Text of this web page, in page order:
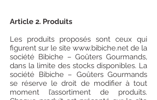
Article 2. Produits
Les produits proposés sont ceux qui
figurent sur le site www.bibiche.net de la
société Bibiche – Goûters Gourmands,
dans la limite des stocks disponibles. La
société Bibiche – Goûters Gourmands
se réserve le droit de modifier à tout
moment l’assortiment de produits.